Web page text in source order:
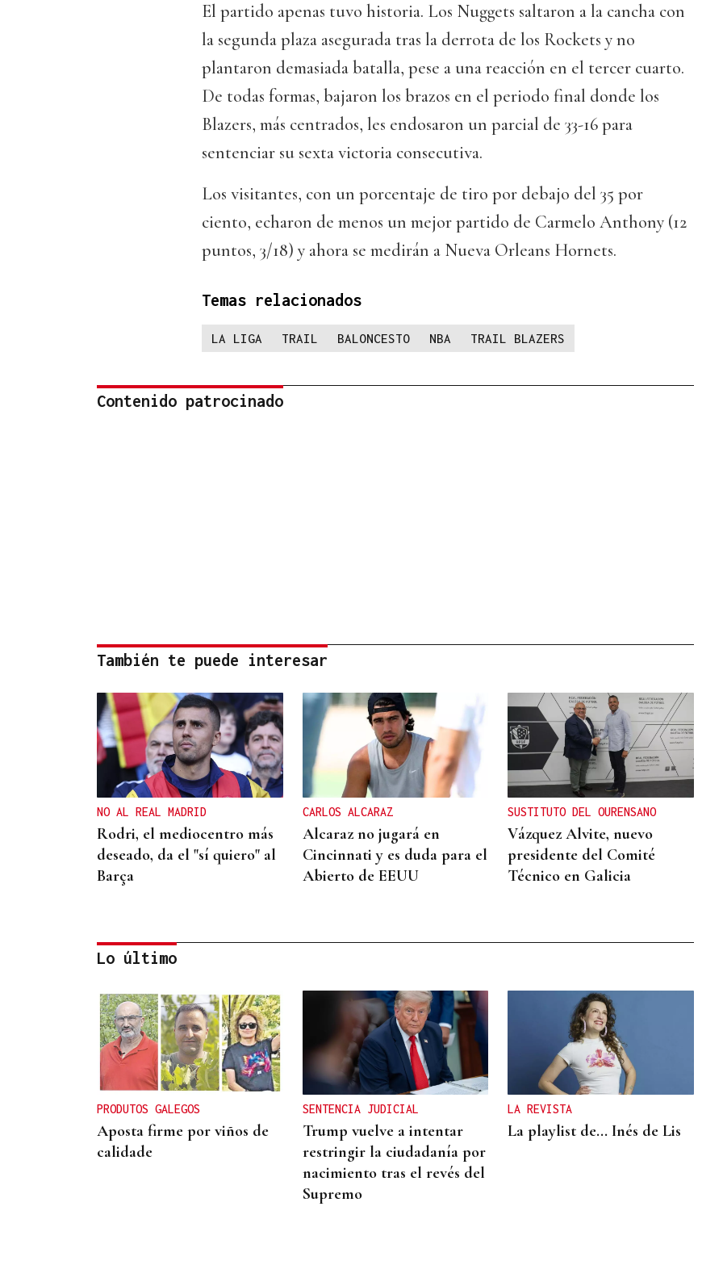
El partido apenas tuvo historia. Los Nuggets saltaron a la cancha con
la segunda plaza asegurada tras la derrota de los Rockets y no
plantaron demasiada batalla, pese a una reacción en el tercer cuarto.
De todas formas, bajaron los brazos en el periodo final donde los
Blazers, más centrados, les endosaron un parcial de 33-16 para
sentenciar su sexta victoria consecutiva.
Los visitantes, con un porcentaje de tiro por debajo del 35 por
ciento, echaron de menos un mejor partido de Carmelo Anthony (12
puntos, 3/18) y ahora se medirán a Nueva Orleans Hornets.
Temas relacionados
LA LIGA TRAIL BALONCESTO NBA TRAIL BLAZERS
Contenido patrocinado
También te puede interesar
NO AL REAL MADRID
Rodri, el mediocentro más
deseado, da el "sí quiero" al
Barça
CARLOS ALCARAZ
Alcaraz no jugará en
Cincinnati y es duda para el
Abierto de EEUU
SUSTITUTO DEL OURENSANO
Vázquez Alvite, nuevo
presidente del Comité
Técnico en Galicia
DALLAS MAVERICKS
Santi Aldama, jugador de la
NBA, visita Ourense
Lo último
PRODUTOS GALEGOS
Aposta firme por viños de
calidade
SENTENCIA JUDICIAL
Trump vuelve a intentar
restringir la ciudadanía por
nacimiento tras el revés del
Supremo
LA REVISTA
La playlist de... Inés de Lis